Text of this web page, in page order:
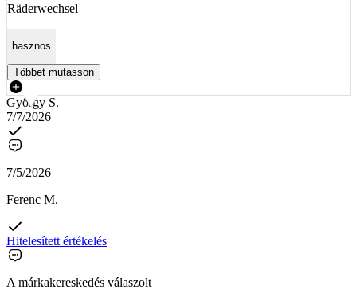
Räderwechsel
hasznos
Többet mutasson
György S.
7/7/2026
7/5/2026
Ferenc M.
Hitelesített értékelés
A márkakereskedés válaszolt